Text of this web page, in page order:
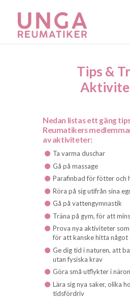
Tips &
Nedan listas ett gäng
Reumatikers
av aktiviteter:
Ta varma duschar
Gå på massage
Parafinbad för fötter och
Röra på sig utifrån sina
Gå på vattengymnastik
Träna på gym, för att
Prova nya aktiviteter
för att kanske hitta något
Ge dig tid i naturen, att
utan fysiska krav
Göra små utflykter i
Lära sig nya saker, olika
tidsfördriv